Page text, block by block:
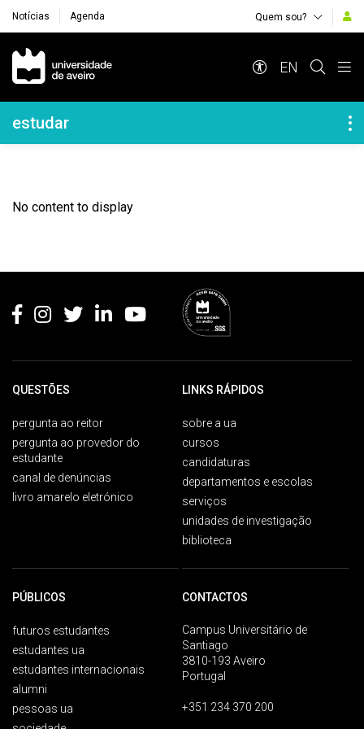
Notícias Agenda Quem sou?
Navegação Principal
EN
Navegação Lateral
estudar
No content to display
QUESTÕES
pergunta ao reitor
pergunta ao provedor do
estudante
canal de denúncias
livro amarelo eletrónico
LINKS RÁPIDOS
sobre a ua
cursos
candidaturas
departamentos e escolas
serviços
unidades de investigação
biblioteca
PÚBLICOS
futuros estudantes
estudantes ua
estudantes internacionais
alumni
pessoas ua
CONTACTOS
Campus Universitário de
Santiago
3810-193 Aveiro
Portugal
+351 234 370 200